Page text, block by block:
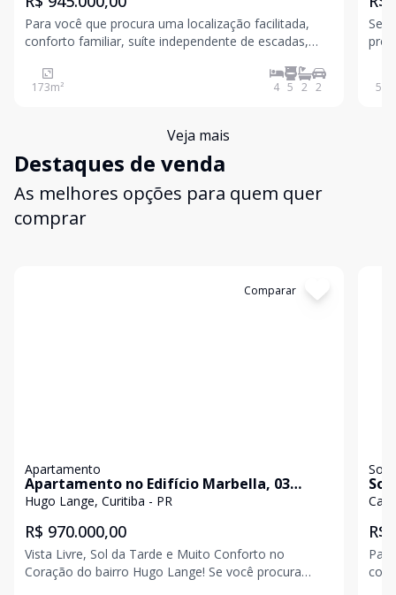
Para você que procura uma localização facilitada,
conforto familiar, suíte independente de escadas,
De Julia - Boneca do Iguaçu CARACTERÍSTICAS: -
173,83m² de área privativa - 04 quartos - 02 Suíte
173m² 4 5 2 2
Seu
50
Veja mais
Destaques de venda
As melhores opções para quem quer
comprar
Comparar
Apartamento
Apartamento no Edifício Marbella, 03
Quartos, 01 Suíte, Churrasqueira, 02 Vagas,
Hugo Lange, Curitiba - PR
R$ 970.000,00
Vista Livre, Sol da Tarde e Muito Conforto no
Coração do bairro Hugo Lange! Se você procura
R$